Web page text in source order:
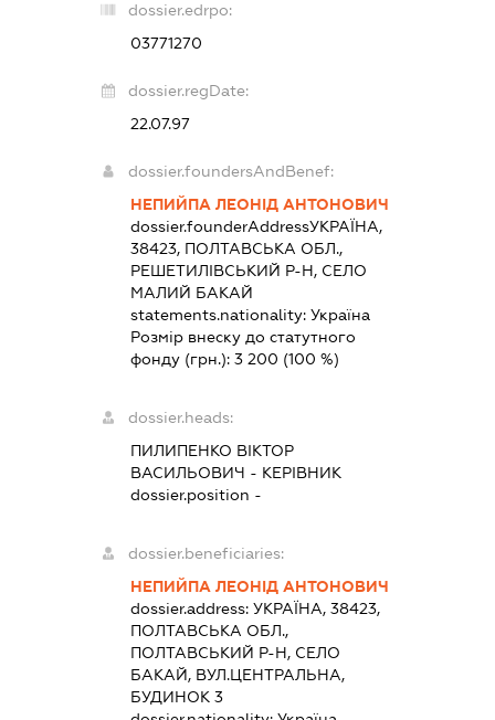
dossier.edrpo:
03771270
dossier.regDate:
22.07.97
dossier.foundersAndBenef:
НЕПИЙПА ЛЕОНІД АНТОНОВИЧ
dossier.founderAddressУКРАЇНА,
38423, ПОЛТАВСЬКА ОБЛ.,
РЕШЕТИЛІВСЬКИЙ Р-Н, СЕЛО
МАЛИЙ БАКАЙ
statements.nationality:Україна
Розмір внеску до статутного
фонду (грн.):3 200 (100 %)
dossier.heads:
ПИЛИПЕНКО ВІКТОР
ВАСИЛЬОВИЧ - КЕРІВНИК
dossier.position -
dossier.beneficiaries:
НЕПИЙПА ЛЕОНІД АНТОНОВИЧ
dossier.address:УКРАЇНА, 38423,
ПОЛТАВСЬКА ОБЛ.,
ПОЛТАВСЬКИЙ Р-Н, СЕЛО
БАКАЙ, ВУЛ.ЦЕНТРАЛЬНА,
БУДИНОК 3